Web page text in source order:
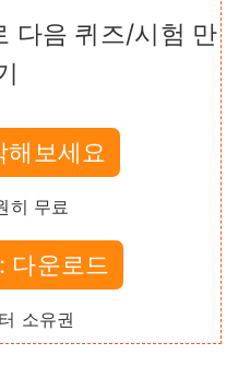
다음 퀴즈/시험 만
해보세요
히 무료
다운로드
소유권